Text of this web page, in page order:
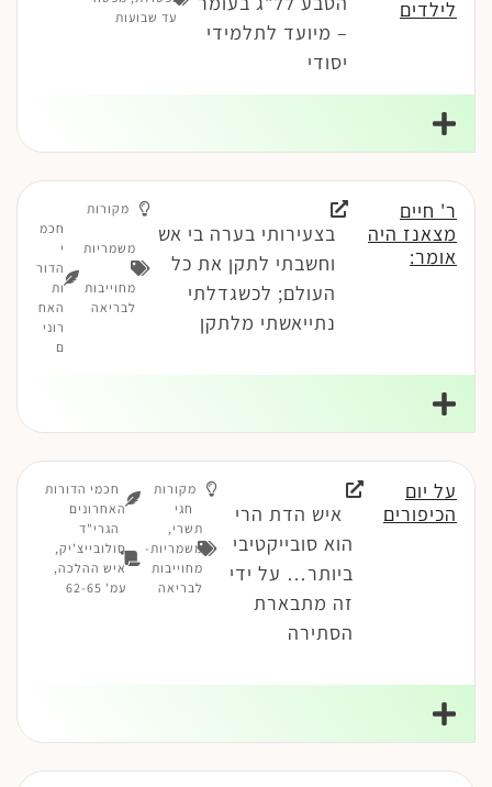
לילדים
– מיועד לתלמידי
יסודי
עד שבועות
ר' חיים
מצאנז היה
אומר:
בצעירותי בערה בי אש
וחשבתי לתקן את כל
העולם; לכשגדלתי
נתייאשתי מלתקן
מקורות
משמריות
-
מחוייבות
לבריאה
חכמ
י
הדור
ות
האח
רוני
ם
על יום
הכיפורים
איש הדת הרי
הוא סובייקטיבי
ביותר… על ידי
זה מתבארת
הסתירה
מקורות
חגי
תשרי,
משמריות-
מחוייבות
לבריאה
חכמי הדורות
האחרונים
הגרי"ד
סולובייצ'יק,
איש ההלכה,
עמ' 62-65